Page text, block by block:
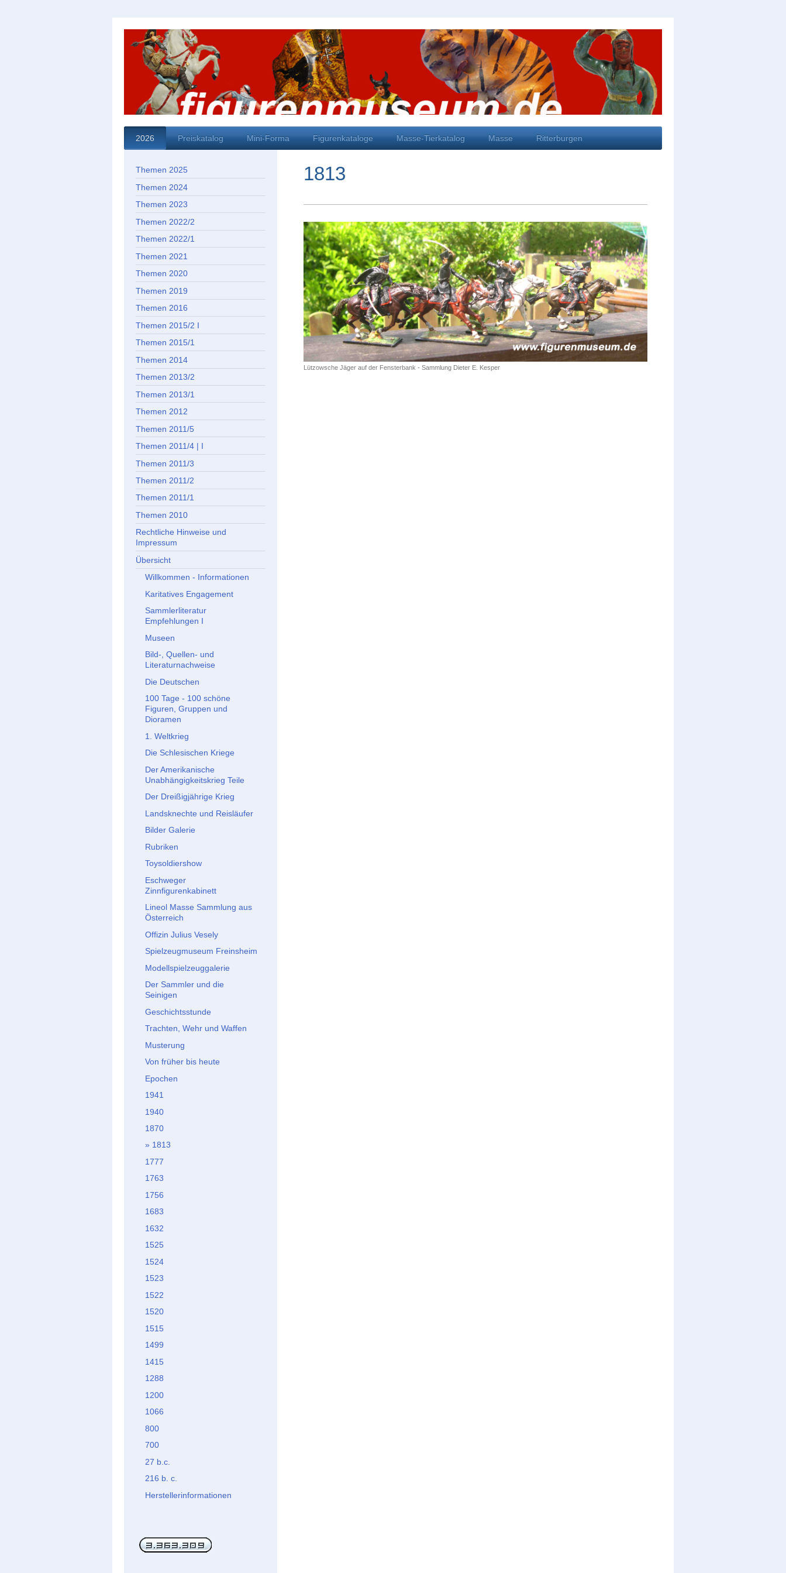
2026 Preiskatalog Mini-Forma Figurenkataloge Masse-Tierkatalog Masse Ritterburgen
1813
Lützowsche Jäger auf der Fensterbank - Sammlung Dieter E. Kesper
Themen 2025
Themen 2024
Themen 2023
Themen 2022/2
Themen 2022/1
Themen 2021
Themen 2020
Themen 2019
Themen 2016
Themen 2015/2 I
Themen 2015/1
Themen 2014
Themen 2013/2
Themen 2013/1
Themen 2012
Themen 2011/5
Themen 2011/4 | I
Themen 2011/3
Themen 2011/2
Themen 2011/1
Themen 2010
Rechtliche Hinweise und
Impressum
Übersicht
Willkommen - Informationen
Karitatives Engagement
Sammlerliteratur
Empfehlungen I
Museen
Bild-, Quellen- und
Literaturnachweise
Die Deutschen
100 Tage - 100 schöne
Figuren, Gruppen und
Dioramen
1. Weltkrieg
Die Schlesischen Kriege
Der Amerikanische
Unabhängigkeitskrieg Teile
Der Dreißigjährige Krieg
Landsknechte und Reisläufer
Bilder Galerie
Rubriken
Toysoldiershow
Eschweger
Zinnfigurenkabinett
Lineol Masse Sammlung aus
Österreich
Offizin Julius Vesely
Spielzeugmuseum Freinsheim
Modellspielzeuggalerie
Der Sammler und die
Seinigen
Geschichtsstunde
Trachten, Wehr und Waffen
Musterung
Von früher bis heute
Epochen
1941
1940
1870
1813
1777
1763
1756
1683
1632
1525
1524
1523
1522
1520
1515
1499
1415
1288
1200
1066
800
700
27 b.c.
216 b. c.
Herstellerinformationen